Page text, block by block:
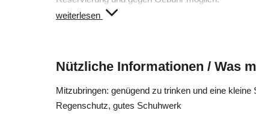
Teilnehmer: mind. 4 Personen, max. 15 Personen
Anmeldeschluss: Dienstag innerhalb 17.00 Uhr
weiterlesen
Nützliche Informationen / Was
Mitzubringen: genügend zu trinken und eine
Regenschutz, gutes Schuhwerk